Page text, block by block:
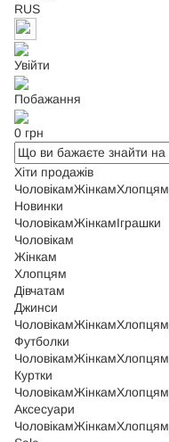
RUS
Увійти
Побажання
0 грн
Хіти продажів
ЧоловікамЖінкамХлопцям
Новинки
ЧоловікамЖінкамІграшки
Чоловікам
Жінкам
Хлопцям
Дівчатам
Джинси
ЧоловікамЖінкамХлопцям
Футболки
ЧоловікамЖінкамХлопцям
Куртки
ЧоловікамЖінкамХлопцям
Аксесуари
ЧоловікамЖінкамХлопцям